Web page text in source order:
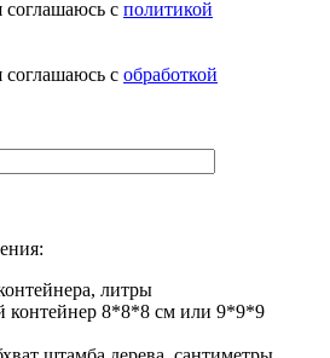
с политикой
с обработкой
литры
контейнер 8*8*8 см или 9*9*9